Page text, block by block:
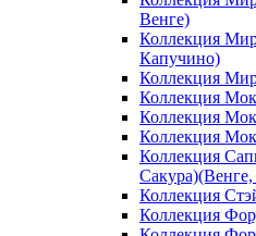
Венге)
Коллекция
Капучино)
Коллекция
Коллекция
Коллекция
Коллекция
Коллекция
Коллекция
Коллекция